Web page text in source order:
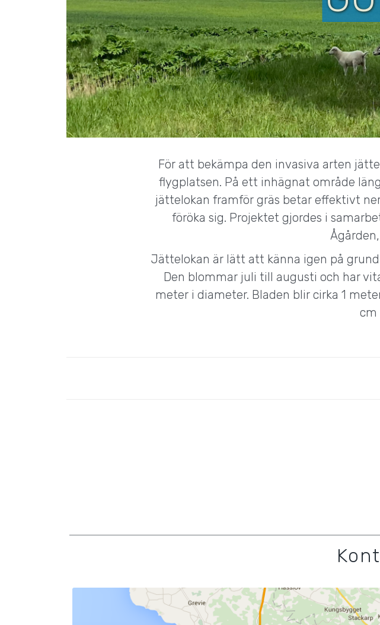
För att bekämpa den invasiva arten
flygplatsen. På ett inhägnat område
jättelokan framför gräs betar effektivt
föröka sig. Projektet gjordes i
Jättelokan är lätt att känna igen på
Den blommar juli till augusti och har
meter i diameter. Bladen blir cirka 1
cm